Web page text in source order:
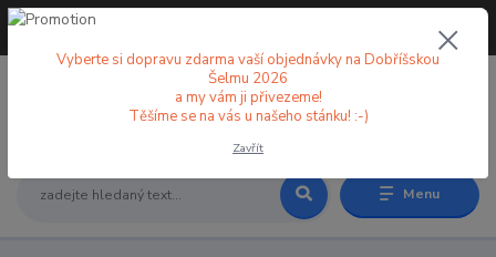
Menu
+420 773 998 582
Vyberte si dopravu zdarma vaší objednávky na Dobříšskou
Šelmu 2026
a my vám ji přivezeme!
Těšíme se na vás u našeho stánku! :-)
Zavřít